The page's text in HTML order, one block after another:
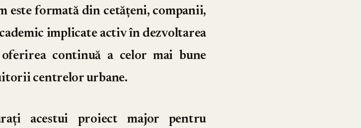
este formată din cetățeni, companii,
implicate activ în dezvoltarea
continuă a celor mai bune
centrelor urbane.
acestui proiect major pentru